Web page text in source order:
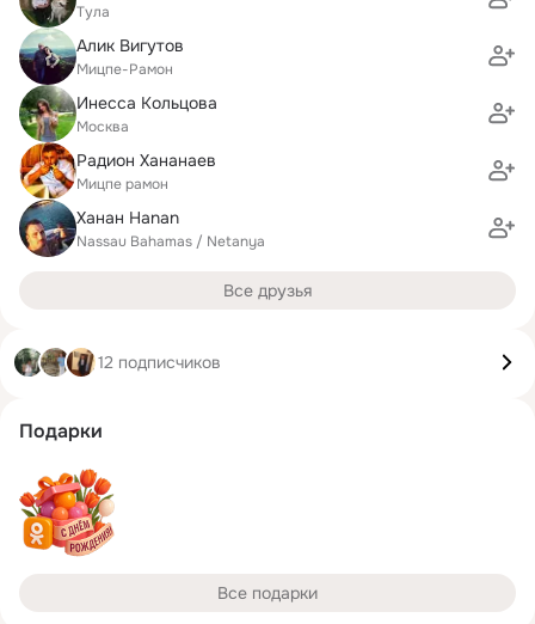
Тула
Алик Вигутов
Мицпе-Рамон
Инесса Кольцова
Москва
Радион Хананаев
Мицпе рамон
Ханан Hanan
Nassau Bahamas / Netanya
Все друзья
12 подписчиков
Подарки
Все подарки